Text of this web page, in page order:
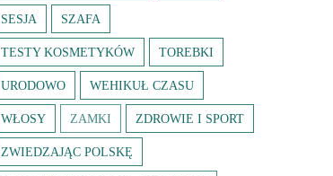
SESJA SZAFA
TESTY KOSMETYKÓW TOREBKI
URODOWO WEHIKUŁ CZASU
WŁOSY ZAMKI ZDROWIE I SPORT
ZWIEDZAJĄC POLSKĘ